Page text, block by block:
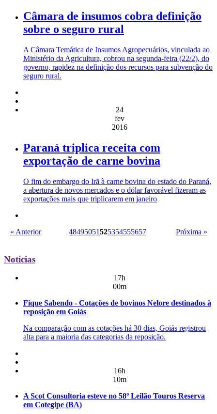
Câmara de insumos cobra definição
sobre o seguro rural
A Câmara Temática de Insumos Agropecuários, vinculada ao
Ministério da Agricultura, cobrou na segunda-feira (22/2), do
governo, rapidez na definição dos recursos para subvenção do
seguro rural.
24
fev
2016
Paraná triplica receita com
exportação de carne bovina
O fim do embargo do Irã à carne bovina do estado do Paraná,
a abertura de novos mercados e o dólar favorável fizeram as
exportações mais que triplicarem em janeiro
« Anterior 48495051525354555657 Próxima »
Notícias
17h
00m
Fique Sabendo - Cotações de bovinos Nelore destinados à
reposição em Goiás
Na comparação com as cotações há 30 dias, Goiás registrou
alta para a maioria das categorias da reposição.
16h
10m
A Scot Consultoria esteve no 58º Leilão Touros Reserva
em Cotegipe (BA)